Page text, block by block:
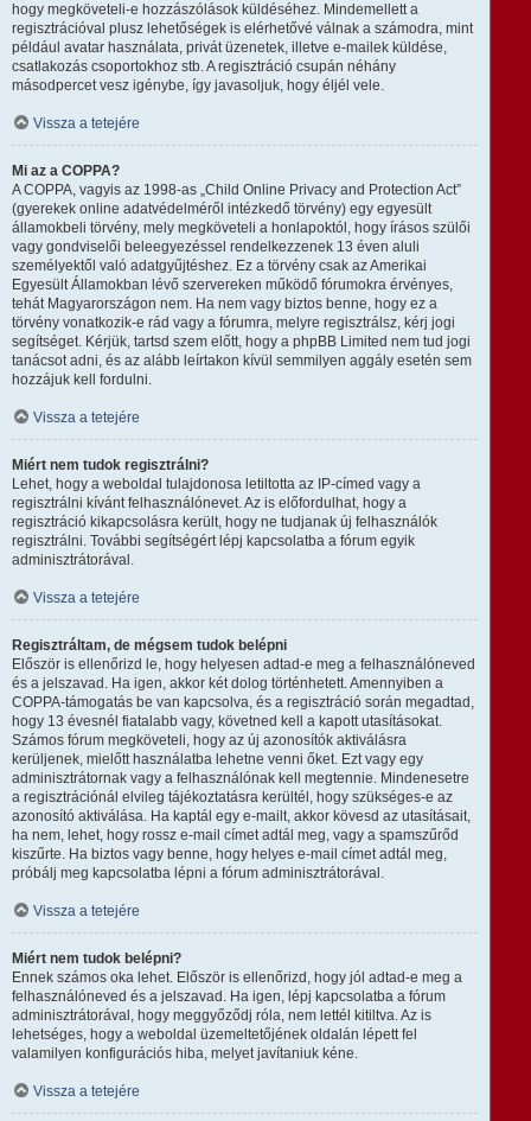
hogy megköveteli-e hozzászólások küldéséhez. Mindemellett a
regisztrációval plusz lehetőségek is elérhetővé válnak a számodra, mint
például avatar használata, privát üzenetek, illetve e-mailek küldése,
csatlakozás csoportokhoz stb. A regisztráció csupán néhány
másodpercet vesz igénybe, így javasoljuk, hogy éljél vele.
Vissza a tetejére
Mi az a COPPA?
A COPPA, vagyis az 1998-as „Child Online Privacy and Protection Act”
(gyerekek online adatvédelméről intézkedő törvény) egy egyesült
államokbeli törvény, mely megköveteli a honlapoktól, hogy írásos szülői
vagy gondviselői beleegyezéssel rendelkezzenek 13 éven aluli
személyektől való adatgyűjtéshez. Ez a törvény csak az Amerikai
Egyesült Államokban lévő szervereken működő fórumokra érvényes,
tehát Magyarországon nem. Ha nem vagy biztos benne, hogy ez a
törvény vonatkozik-e rád vagy a fórumra, melyre regisztrálsz, kérj jogi
segítséget. Kérjük, tartsd szem előtt, hogy a phpBB Limited nem tud jogi
tanácsot adni, és az alább leírtakon kívül semmilyen aggály esetén sem
hozzájuk kell fordulni.
Vissza a tetejére
Miért nem tudok regisztrálni?
Lehet, hogy a weboldal tulajdonosa letiltotta az IP-címed vagy a
regisztrálni kívánt felhasználónevet. Az is előfordulhat, hogy a
regisztráció kikapcsolásra került, hogy ne tudjanak új felhasználók
regisztrálni. További segítségért lépj kapcsolatba a fórum egyik
adminisztrátorával.
Vissza a tetejére
Regisztráltam, de mégsem tudok belépni
Először is ellenőrizd le, hogy helyesen adtad-e meg a felhasználóneved
és a jelszavad. Ha igen, akkor két dolog történhetett. Amennyiben a
COPPA-támogatás be van kapcsolva, és a regisztráció során megadtad,
hogy 13 évesnél fiatalabb vagy, követned kell a kapott utasításokat.
Számos fórum megköveteli, hogy az új azonosítók aktiválásra
kerüljenek, mielőtt használatba lehetne venni őket. Ezt vagy egy
adminisztrátornak vagy a felhasználónak kell megtennie. Mindenesetre
a regisztrációnál elvileg tájékoztatásra kerültél, hogy szükséges-e az
azonosító aktiválása. Ha kaptál egy e-mailt, akkor kövesd az utasításait,
ha nem, lehet, hogy rossz e-mail címet adtál meg, vagy a spamszűrőd
kiszűrte. Ha biztos vagy benne, hogy helyes e-mail címet adtál meg,
próbálj meg kapcsolatba lépni a fórum adminisztrátorával.
Vissza a tetejére
Miért nem tudok belépni?
Ennek számos oka lehet. Először is ellenőrizd, hogy jól adtad-e meg a
felhasználóneved és a jelszavad. Ha igen, lépj kapcsolatba a fórum
adminisztrátorával, hogy meggyőződj róla, nem lettél kitiltva. Az is
lehetséges, hogy a weboldal üzemeltetőjének oldalán lépett fel
valamilyen konfigurációs hiba, melyet javítaniuk kéne.
Vissza a tetejére